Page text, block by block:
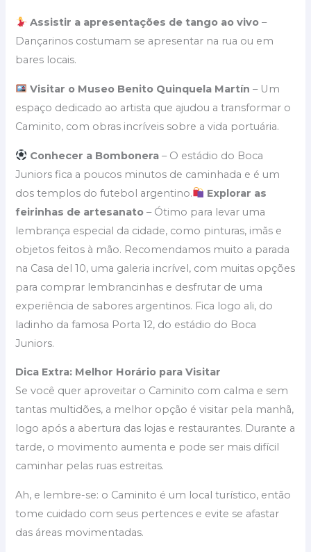
Assistir a apresentações de tango ao vivo –
Dançarinos costumam se apresentar na rua ou em
bares locais.
Visitar o Museo Benito Quinquela Martín – Um
espaço dedicado ao artista que ajudou a transformar o
Caminito, com obras incríveis sobre a vida portuária.
Conhecer a Bombonera – O estádio do Boca
Juniors fica a poucos minutos de caminhada e é um
dos templos do futebol argentino.
Explorar as
feirinhas de artesanato – Ótimo para levar uma
lembrança especial da cidade, como pinturas, imãs e
objetos feitos à mão. Recomendamos muito a parada
na Casa del 10, uma galeria incrível, com muitas opções
para comprar lembrancinhas e desfrutar de uma
experiência de sabores argentinos. Fica logo ali, do
ladinho da famosa Porta 12, do estádio do Boca
Juniors.
Dica Extra: Melhor Horário para Visitar
Se você quer aproveitar o Caminito com calma e sem
tantas multidões, a melhor opção é visitar pela manhã,
logo após a abertura das lojas e restaurantes. Durante a
tarde, o movimento aumenta e pode ser mais difícil
caminhar pelas ruas estreitas.
Ah, e lembre-se: o Caminito é um local turístico, então
tome cuidado com seus pertences e evite se afastar
das áreas movimentadas.